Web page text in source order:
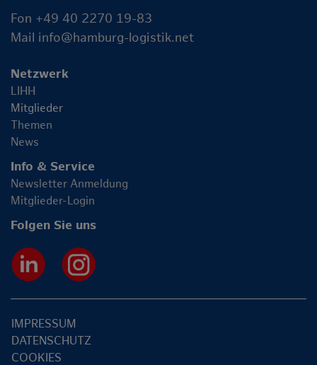
Fon +49 40 2270 19-83
Mail info@hamburg-logistik.net
Netzwerk
LIHH
Mitglieder
Themen
News
Info & Service
Newsletter Anmeldung
Mitglieder-Login
Folgen Sie uns
IMPRESSUM
DATENSCHUTZ
COOKIES